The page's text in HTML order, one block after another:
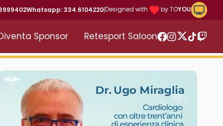
Whatsapp: 334.6104220|Designed with by TOYOU
Sponsor
Retesport Saloon
Twitter